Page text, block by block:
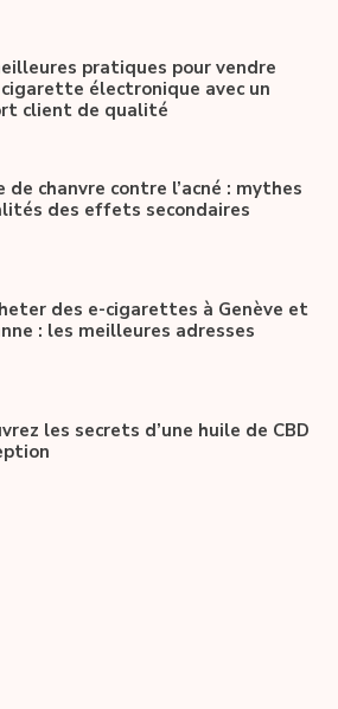
pratiques pour vendre
électronique avec un
client de qualité
de chanvre contre l’acné : mythes
des effets secondaires
des e-cigarettes à Genève et
: les meilleures adresses
les secrets d’une huile de CBD